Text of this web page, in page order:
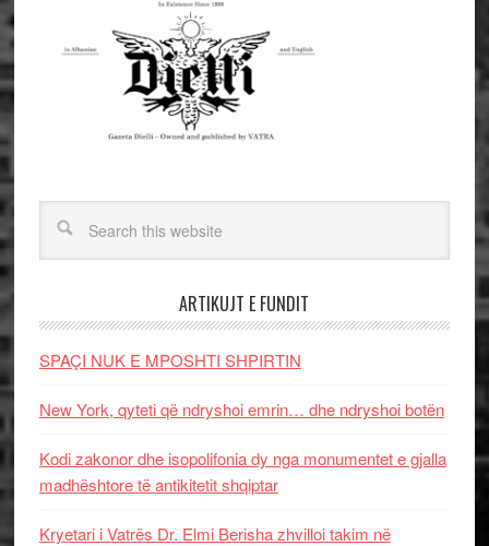
ARTIKUJT E FUNDIT
SPAÇI NUK E MPOSHTI SHPIRTIN
New York, qyteti që ndryshoi emrin… dhe ndryshoi botën
Kodi zakonor dhe isopolifonia dy nga monumentet e gjalla
madhështore të antikitetit shqiptar
Kryetari i Vatrës Dr. Elmi Berisha zhvilloi takim në